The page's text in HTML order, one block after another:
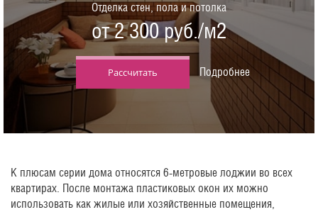
Отделка стен, пола и потолка
от 2 300 руб./м2
Рассчитать Подробнее
К плюсам серии дома относятся 6-метровые лоджии во всех
квартирах. После монтажа пластиковых окон их можно
использовать как жилые или хозяйственные помещения,